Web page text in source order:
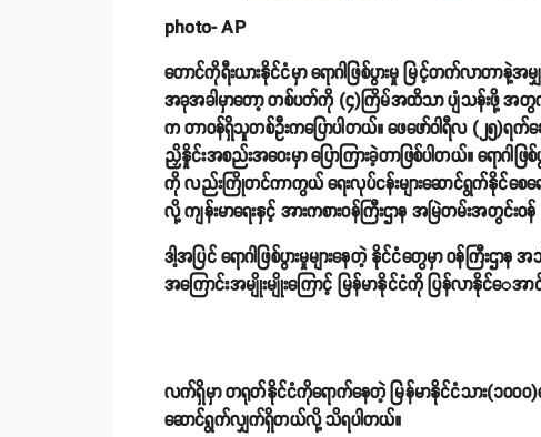
photo- AP
တောင်ကိုရီးယားနိုင်ငံမှာ ရောဂါဖြစ်ပွားမှု မြင့်တက်လာတာနဲ့
အခုအခါမှာတော့ တစ်ပတ်ကို (၄)ကြိမ်အထိသာ ပျံသန်းဖို့ အတွက်
က တာဝန်ရှိသူတစ်ဦးကပြောပါတယ်။ ဖေဖော်ဝါရီလ (၂၅)ရက်နေ့
ညှိနှိုင်းအစည်းအဝေးမှာ ပြောကြားခဲ့တာဖြစ်ပါတယ်။ ရောဂါ
ကို လည်းကြိုတင်ကာကွယ် ရေးလုပ်ငန်းများဆောင်ရွက်နိုင်စ
လို့ ကျန်းမာရေးနှင့် အားကစားဝန်ကြီးဌာန အမြဲတမ်းအတွင်း
ဒါ့အပြင် ရောဂါဖြစ်ပွားမှုများနေတဲ့ နိုင်ငံတွေမှာ ဝန်ကြီး
အကြောင်းအမျိုးမျိုးကြောင့် မြန်မာနိုင်ငံကို ပြန်လာနိုင်‌
လက်ရှိမှာ တရုတ်နိုင်ငံကိုရောက်နေတဲ့ မြန်မာနိုင်ငံသား(၁၀
ဆောင်ရွက်လျှက်ရှိတယ်လို့ သိရပါတယ်။